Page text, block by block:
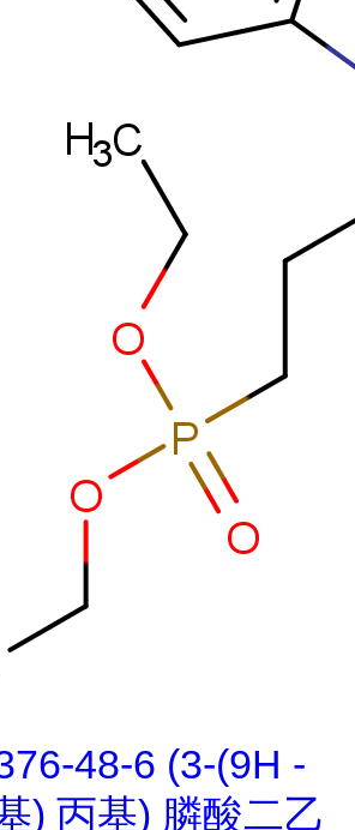
48-6 (3-(9H -
) 丙基) 膦酸二乙